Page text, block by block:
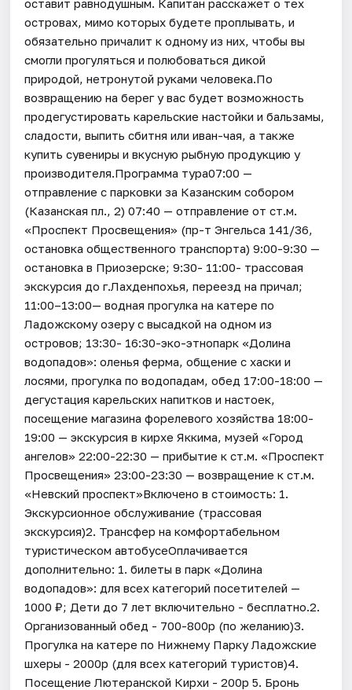
оставит равнодушным. Капитан расскажет о тех
островах, мимо которых будете проплывать, и
обязательно причалит к одному из них, чтобы вы
смогли прогуляться и полюбоваться дикой
природой, нетронутой руками человека.По
возвращению на берег у вас будет возможность
продегустировать карельские настойки и бальзамы,
сладости, выпить сбитня или иван-чая, а также
купить сувениры и вкусную рыбную продукцию у
производителя.Программа тура07:00 —
отправление с парковки за Казанским собором
(Казанская пл., 2) 07:40 — отправление от ст.м.
«Проспект Просвещения» (пр-т Энгельса 141/36,
остановка общественного транспорта) 9:00-9:30 —
остановка в Приозерске; 9:30- 11:00- трассовая
экскурсия до г.Лахденпохья, переезд на причал;
11:00–13:00— водная прогулка на катере по
Ладожскому озеру с высадкой на одном из
островов; 13:30- 16:30-эко-этнопарк «Долина
водопадов»: оленья ферма, общение с хаски и
лосями, прогулка по водопадам, обед 17:00-18:00 —
дегустация карельских напитков и настоек,
посещение магазина форелевого хозяйства 18:00-
19:00 — экскурсия в кирхе Яккима, музей «Город
ангелов» 22:00-22:30 — прибытие к ст.м. «Проспект
Просвещения» 23:00-23:30 — возвращение к ст.м.
«Невский проспект»Включено в стоимость: 1.
Экскурсионное обслуживание (трассовая
экскурсия)2. Трансфер на комфортабельном
туристическом автобусеОплачивается
дополнительно: 1. билеты в парк «Долина
водопадов»: для всех категорий посетителей —
1000 ₽; Дети до 7 лет включительно - бесплатно.2.
Организованный обед - 700-800р (по желанию)3.
Прогулка на катере по Нижнему Парку Ладожские
шхеры - 2000р (для всех категорий туристов)4.
Посещение Лютеранской Кирхи - 200р 5. Бронь